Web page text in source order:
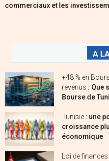
commerciaux et les
A
+48 % en
revenus : Que
Bourse de
Tunisie : une
croissance
économique
Loi de